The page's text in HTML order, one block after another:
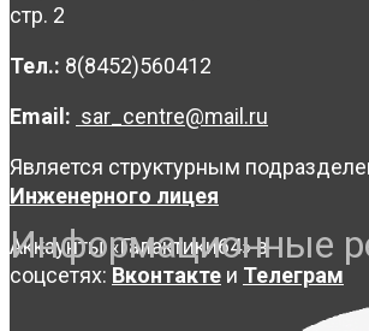
стр. 2
Тел.: 8(8452)560412
Email: sar_centre@mail.ru
Является структурным
Инженерного лицея
Аккаунты «Галактики64» в
соцсетях: Вконтакте и Телеграм
Информационные